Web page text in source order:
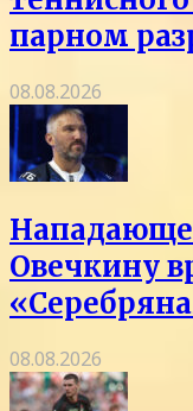
парном
08.08.2026
Овечкину
08.08.2026